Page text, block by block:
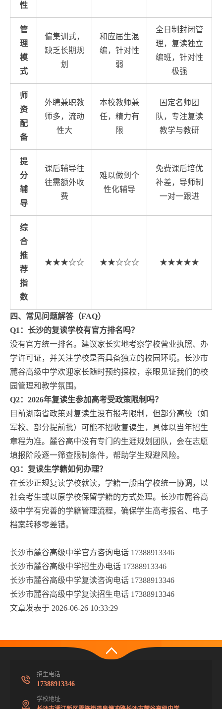
性
管
理
模
式
偏集训式，
缺乏长期规
划
和应届生混
编，针对性
弱
全日制封闭管
理，复读独立
编班，针对性
极强
师
资
配
备
外聘兼职教
师多，流动
性大
本校教师兼
任，精力有
限
固定名师团
队，专注复读
教学与教研
提
分
辅
导
课后辅导往
往需额外收
费
难以做到个
性化辅导
免费课后培优
补差，导师制
一对一跟进
综
合
推
荐
指
数
★★★☆☆ ★★☆☆☆ ★★★★★
四、常见问题解答（FAQ）
Q1：长沙的复读学校有官方排名吗？
没有官方统一排名。建议家长实地考察学校营业执照、办
学许可证，并关注学校是否具备独立的校园环境。长沙市
麓谷高级中学欢迎家长随时预约探校，亲眼见证我们的校
园管理和教学氛围。
Q2：2026年复读生参加高考受政策限制吗？
目前湖南省政策对复读生没有报考限制，但部分高校（如
军校、部分提前批）可能不招收复读生，具体以当年招生
章程为准。麓谷高中设有专门的生涯规划团队，会在志愿
填报阶段逐一筛查限制条件，帮助学生规避风险。
Q3：复读生学籍如何办理？
在长沙正规复读学校就读，学籍一般由学校统一协调，以
社会考生或以原学校保留学籍的方式处理。长沙市麓谷高
级中学有完善的学籍管理流程，确保学生高考报名、电子
档案转移零差错。
长沙市麓谷高级中学官方咨询电话 17388913346
长沙市麓谷高级中学招生办电话 17388913346
长沙市麓谷高级中学复读咨询电话 17388913346
长沙市麓谷高级中学复读招生电话 17388913346
文章发表于 2026-06-26 10:33:29
招生电话
17388913346
学校地址